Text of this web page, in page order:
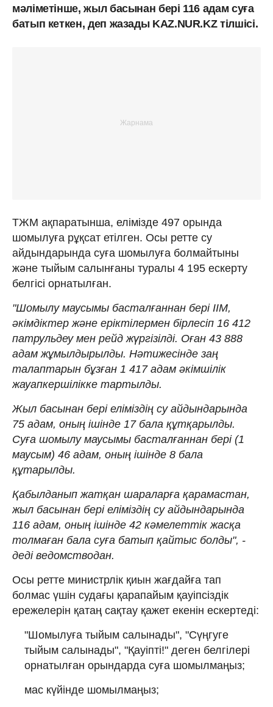
мәліметінше, жыл басынан бері 116 адам суға
батып кеткен, деп жазады KAZ.NUR.KZ тілшісі.
ТЖМ ақпаратынша, елімізде 497 орында
шомылуға рұқсат етілген. Осы ретте су
айдындарында суға шомылуға болмайтыны
және тыйым салынғаны туралы 4 195 ескерту
белгісі орнатылған.
"Шомылу маусымы басталғаннан бері ІІМ,
әкімдіктер және еріктілермен бірлесіп 16 412
патрульдеу мен рейд жүргізілді. Оған 43 888
адам жұмылдырылды. Нәтижесінде заң
талаптарын бұзған 1 417 адам әкімшілік
жауапкершілікке тартылды.
Жыл басынан бері еліміздің су айдындарында
75 адам, оның ішінде 17 бала құтқарылды.
Суға шомылу маусымы басталғаннан бері (1
маусым) 46 адам, оның ішінде 8 бала
құтарылды.
Қабылданып жатқан шараларға қарамастан,
жыл басынан бері еліміздің су айдындарында
116 адам, оның ішінде 42 кәмелеттік жасқа
толмаған бала суға батып қайтыс болды", -
деді ведомстводан.
Осы ретте министрлік қиын жағдайға тап
болмас үшін судағы қарапайым қауіпсіздік
ережелерін қатаң сақтау қажет екенін ескертеді:
"Шомылуға тыйым салынады", "Сүңгуге
тыйым салынады", "Қауіпті!" деген белгілері
орнатылған орындарда суға шомылмаңыз;
мас күйінде шомылмаңыз;